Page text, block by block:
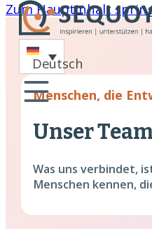
Zum Hauptinhalt
Deutsch
Menschen, die
Unser
Was uns verbindet,
Menschen kennen,